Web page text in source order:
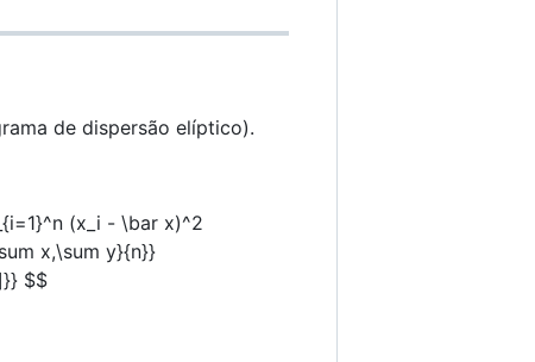
de dispersão elíptico).
(x_i - \bar x)^2
x,\sum y}{n}}
$$